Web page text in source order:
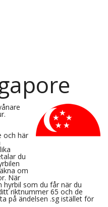
och här
du
om
När
som du får när du
riktnummer 65 och de
på ändelsen .sg istället för